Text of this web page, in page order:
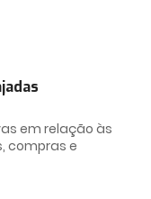
em relação às
compras e